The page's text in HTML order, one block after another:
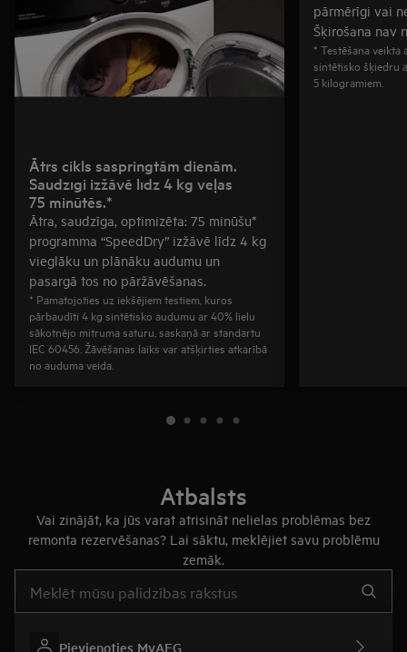
Ātrs cikls saspringtām dienām.
Saudzīgi izžāvē līdz 4 kg veļas
75 minūtēs.*
Ātra, saudzīga, optimizēta: 75 minūšu*
programma “SpeedDry” izžāvē līdz 4 kg
vieglāku un plānāku audumu un
pasargā tos no pāržāvēšanas.
* Pamatojoties uz iekšējiem testiem, kuros
pārbaudīti 4 kg sintētisko audumu ar 40% lielu
sākotnējo mitruma saturu, saskaņā ar standartu
IEC 60456. Žāvēšanas laiks var atšķirties atkarībā
no auduma veida.
pārmērīgi vai
Šķirošana nav
* Testēšana
sintētisko šķiedru
5 kilogramiem.
Atbalsts
Vai zinājāt, ka jūs varat atrisināt nelielas problēmas bez
remonta rezervēšanas? Lai sāktu, meklējiet savu problēmu
zemāk.
Pievienoties MyAEG